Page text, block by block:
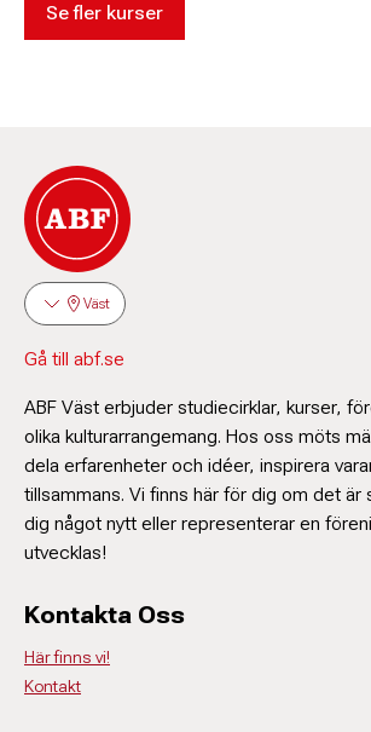
Se fler kurser
Väst
Gå till abf.se
ABF Väst erbjuder studiecirklar, kurser,
olika kulturarrangemang. Hos oss möts
dela erfarenheter och idéer, inspirera
tillsammans. Vi finns här för dig om det är
dig något nytt eller representerar en
utvecklas!
Kontakta Oss
Här finns vi!
Kontakt